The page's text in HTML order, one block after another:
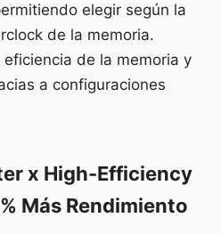
elegir según la
de la memoria.
de la memoria y
a configuraciones
x High-Efficiency
Más Rendimiento